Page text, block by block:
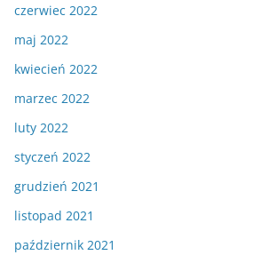
czerwiec 2022
maj 2022
kwiecień 2022
marzec 2022
luty 2022
styczeń 2022
grudzień 2021
listopad 2021
październik 2021